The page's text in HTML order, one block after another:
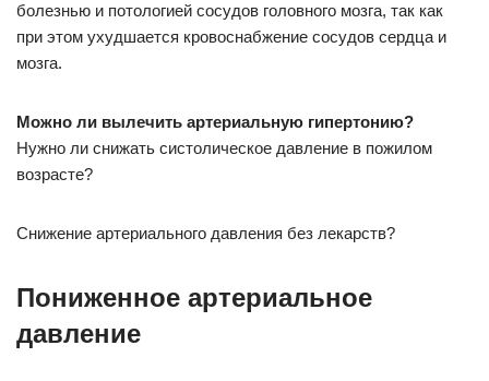
болезнью и потологией сосудов головного мозга, так как
при этом ухудшается кровоснабжение сосудов сердца и
мозга.
Можно ли вылечить артериальную гипертонию?
Нужно ли снижать систолическое давление в пожилом
возрасте?
Снижение артериального давления без лекарств?
Пониженное артериальное
давление